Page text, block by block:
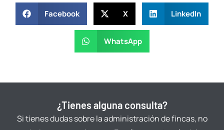
Facebook X LinkedIn
WhatsApp
¿Tienes alguna consulta?
Si tienes dudas sobre la administración de fincas, no